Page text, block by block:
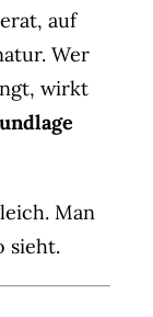
auf
Wer
wirkt
Man
sieht.